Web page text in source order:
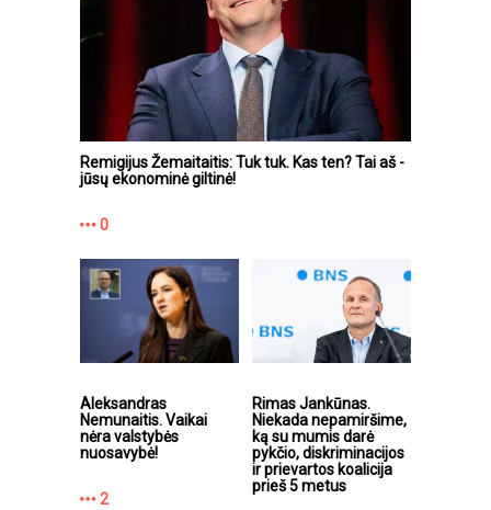
Remigijus Žemaitaitis: Tuk tuk. Kas ten? Tai aš -
jūsų ekonominė giltinė!
0
Aleksandras
Nemunaitis. Vaikai
nėra valstybės
nuosavybė!
2
Rimas Jankūnas.
Niekada nepamiršime,
ką su mumis darė
pykčio, diskriminacijos
ir prievartos koalicija
prieš 5 metus